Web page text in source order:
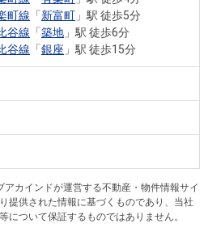
中古
一戸
建て
相
談
屋）
西）
織図
役員一
覧
町線 「新富町 」駅 徒歩5分
谷線 「築地 」駅 徒歩6分
谷線 「銀座 」駅 徒歩15分
カインドが運営する不動産・物件情報サイ
提供された情報に基づくものであり、当社
について保証するものではありません。